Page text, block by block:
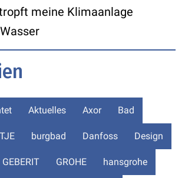
meine Klimaanlage
Aktuelles Axor Bad
burgbad Danfoss Design
GEBERIT GROHE hansgrohe